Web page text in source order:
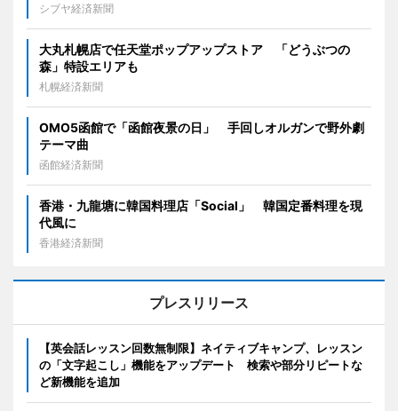
シブヤ経済新聞
大丸札幌店で任天堂ポップアップストア 「どうぶつの
森」特設エリアも
札幌経済新聞
OMO5函館で「函館夜景の日」 手回しオルガンで野外劇
テーマ曲
函館経済新聞
香港・九龍塘に韓国料理店「Social」 韓国定番料理を現
代風に
香港経済新聞
プレスリリース
【英会話レッスン回数無制限】ネイティブキャンプ、レッスン
の「文字起こし」機能をアップデート 検索や部分リピートな
ど新機能を追加